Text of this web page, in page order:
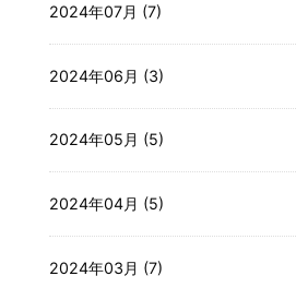
2024年07月 (7)
2024年06月 (3)
2024年05月 (5)
2024年04月 (5)
2024年03月 (7)